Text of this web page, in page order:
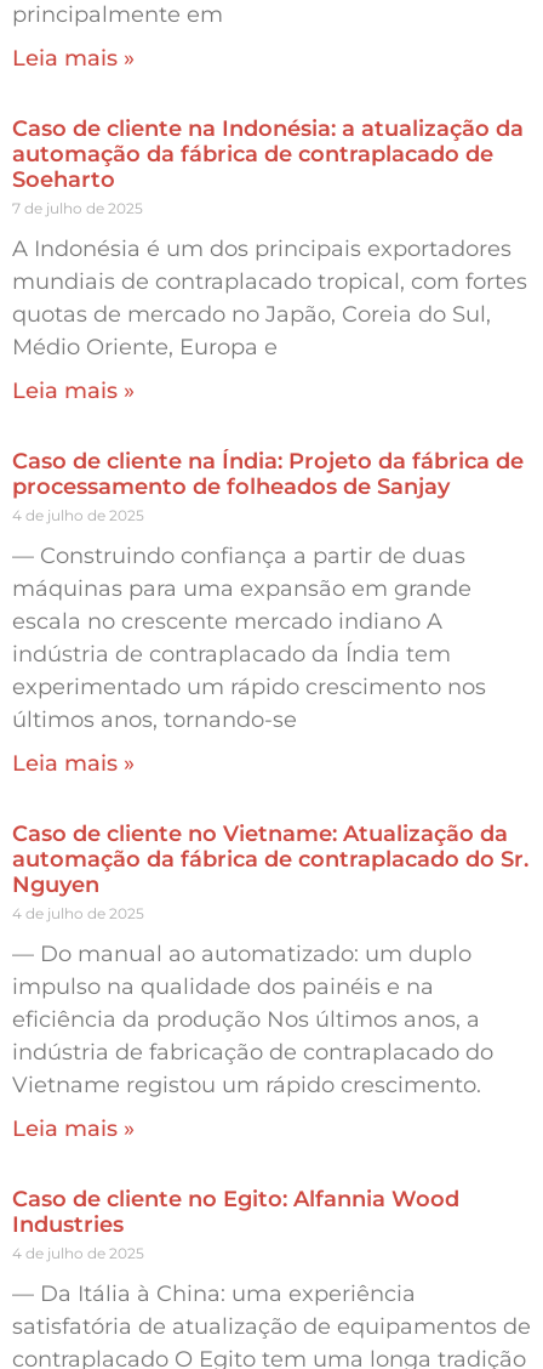
principalmente em
Leia mais »
Caso de cliente na Indonésia: a atualização da
automação da fábrica de contraplacado de
Soeharto
7 de julho de 2025
A Indonésia é um dos principais exportadores
mundiais de contraplacado tropical, com fortes
quotas de mercado no Japão, Coreia do Sul,
Médio Oriente, Europa e
Leia mais »
Caso de cliente na Índia: Projeto da fábrica de
processamento de folheados de Sanjay
4 de julho de 2025
— Construindo confiança a partir de duas
máquinas para uma expansão em grande
escala no crescente mercado indiano A
indústria de contraplacado da Índia tem
experimentado um rápido crescimento nos
últimos anos, tornando-se
Leia mais »
Caso de cliente no Vietname: Atualização da
automação da fábrica de contraplacado do Sr.
Nguyen
4 de julho de 2025
— Do manual ao automatizado: um duplo
impulso na qualidade dos painéis e na
eficiência da produção Nos últimos anos, a
indústria de fabricação de contraplacado do
Vietname registou um rápido crescimento.
Leia mais »
Caso de cliente no Egito: Alfannia Wood
Industries
4 de julho de 2025
— Da Itália à China: uma experiência
satisfatória de atualização de equipamentos de
contraplacado O Egito tem uma longa tradição